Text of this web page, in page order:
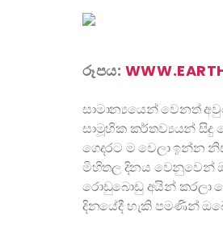
රූපය:
සාමාන්‍යයෙන් වෙනත්
සාමූහික කර්තව්‍යයන් සිදු
ගෙදරට ම වෙලා ඉන්න
මිහිතල දිනය වෙනුවෙන්
රොඩුබොඩු අයින් කරලා
දිනයේදී හැකි පමණින්